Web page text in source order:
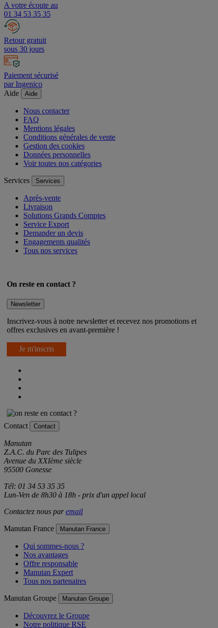
A votre écoute au
01 34 53 35 35
Retour gratuit
sous 30 jours
Paiement sécurisé
par Ingenico
Aide
Aide
Nous contacter
FAQ
Mentions légales
Conditions générales de vente
Gestion des cookies
Données personnelles
Voir toutes nos catégories
Services Services
Après-vente
Livraison
Solutions Grands Comptes
Service Export
Demander un devis
Engagements qualités
Tous nos services
On reste en contact ?
Newsletter
Inscrivez-vous à notre newsletter et recevez nos promotions et
offres exclusives en avant-première !
Je m'inscris
Contact Contact
Manutan
Z.A.C. du Parc des Tulipes
Avenue du XXIème siècle
95500 Gonesse
Tél: 01 34 53 35 35
Lun-Ven de 8h30 à 18h - prix d'un appel local
Contactez nous paremail
Manutan France Manutan France
Qui sommes-nous ?
Nos avantages
Offre responsable
Manutan Expert
Tous nos partenaires
Manutan Groupe Manutan Groupe
Découvrez le Groupe
Notre politique RSE